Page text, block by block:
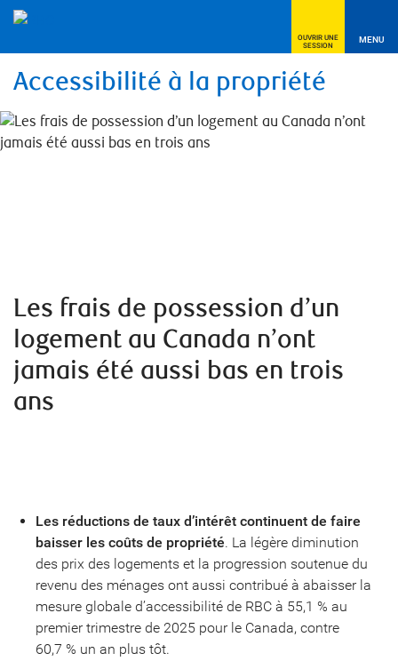
OUVRIR UNE
SESSION
MENU
Accessibilité à la propriété
Les frais de possession d’un
logement au Canada n’ont
jamais été aussi bas en trois
ans
Les réductions de taux d’intérêt continuent de faire
baisser les coûts de propriété. La légère diminution
des prix des logements et la progression soutenue du
revenu des ménages ont aussi contribué à abaisser la
mesure globale d’accessibilité de RBC à 55,1 % au
premier trimestre de 2025 pour le Canada, contre
60,7 % un an plus tôt.